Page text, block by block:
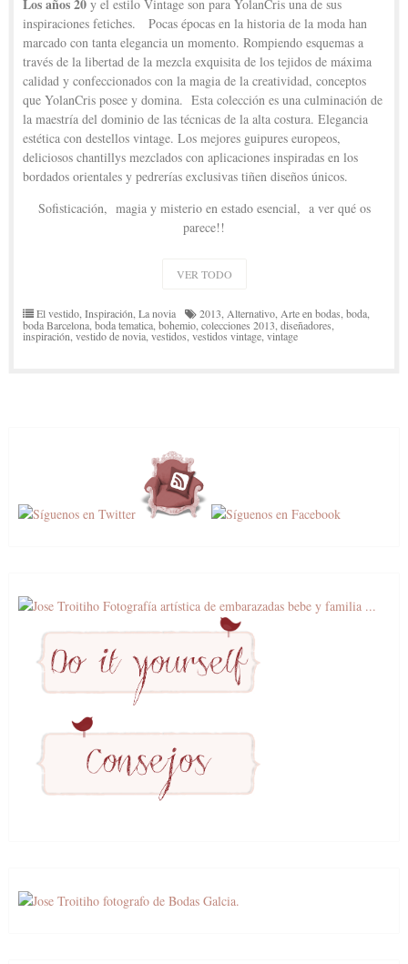
y el estilo Vintage son para YolanCris una de sus
inspiraciones fetiches. Pocas épocas en la historia de la moda han
marcado con tanta elegancia un momento. Rompiendo esquemas a
través de la libertad de la mezcla exquisita de los tejidos de máxima
calidad y confeccionados con la magia de la creatividad, conceptos
que YolanCris posee y domina. Esta colección es una culminación de
la maestría del dominio de las técnicas de la alta costura. Elegancia
estética con destellos vintage. Los mejores guipures europeos,
deliciosos chantillys mezclados con aplicaciones inspiradas en los
bordados orientales y pedrerías exclusivas tiñen diseños únicos.
Sofisticación, magia y misterio en estado esencial, a ver qué os
parece!!
VER TODO
El vestido Inspiración La novia 2013 Alternativo Arte en bodas boda
boda Barcelona boda tematica bohemio colecciones 2013 diseñadores
inspiración vestido de novia vestidos vestidos vintage vintage